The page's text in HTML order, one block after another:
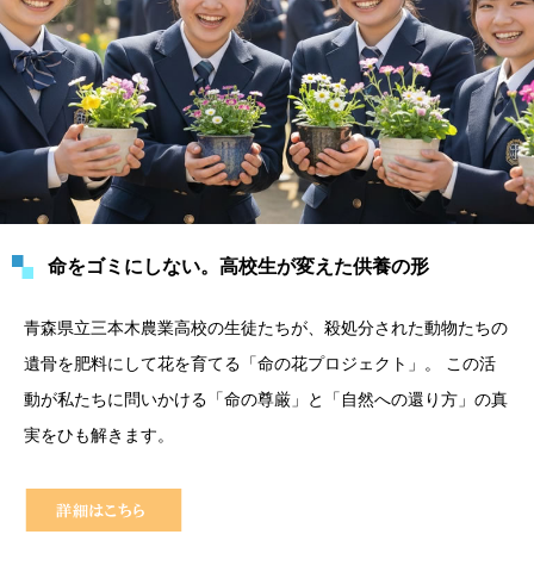
命をゴミにしない。高校生が変えた供養の形
青森県立三本木農業高校の生徒たちが、殺処分された動物たちの
遺骨を肥料にして花を育てる「命の花プロジェクト」。 この活
動が私たちに問いかける「命の尊厳」と「自然への還り方」の真
実をひも解きます。